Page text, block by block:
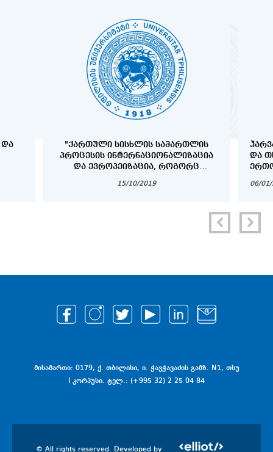
ᲓᲐ
"ᲥᲐᲠᲗᲣᲚᲘ ᲡᲘᲡᲮᲚᲘᲡ ᲡᲐᲛᲐᲠᲗᲚᲘᲡ
ᲞᲠᲝᲪᲔᲡᲘᲡ ᲘᲜᲢᲔᲠᲜᲐᲪᲘᲝᲜᲐᲚᲘᲖᲐᲪᲘᲐ
ᲓᲐ ᲔᲕᲠᲝᲞᲔᲘᲖᲐᲪᲘᲐ, ᲠᲝᲒᲝᲠᲪ
15/10/2019
ᲓᲐ
06/
მისამართი: 0179, ქ. თბილისი, ი. ჭავჭავაძის გამზ. N1, თსუ
I კორპუსი. ტელ.: (+995 32) 2 25 04 84
© All rights reserved. Developed by